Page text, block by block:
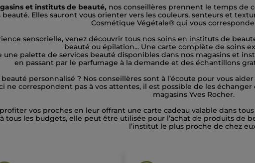
et instituts de beauté, nos conseillères prennent le temps de
Elles sauront vous orienter vers les couleurs, senteurs et
Cosmétique Végétale® qui vous
sensorielle, venez découvrir tous nos soins en instituts de
beauté ou épilation... Une carte complète de soins
une palette de services beauté disponibles dans nos magasins et
en passant par le parfumage à la demande et des échantillons
beauté personnalisé ? Nos conseillères sont à l’écoute pour vous
ne correspondent pas à vos attentes, il est possible de les
magasins Yves Rocher.
profiter vos proches en leur offrant une carte cadeau valable dans
tous les budgets, elle peut être utilisée pour l’achat de produits de
l’institut le plus proche de chez